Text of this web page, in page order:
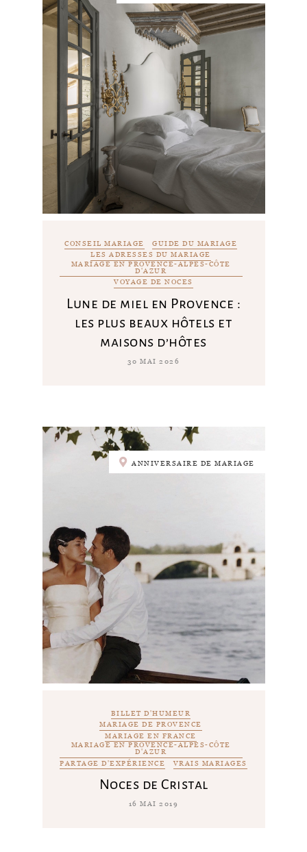
CONSEIL MARIAGE
GUIDE DU MARIAGE
LES ADRESSES DU MARIAGE
MARIAGE EN PROVENCE-ALPES-CÔTE
D'AZUR
VOYAGE DE NOCES
Lune de miel en Provence :
les plus beaux hôtels et
maisons d’hôtes
30 MAI 2026
ANNIVERSAIRE DE MARIAGE
BILLET D'HUMEUR
MARIAGE DE PROVENCE
MARIAGE EN FRANCE
MARIAGE EN PROVENCE-ALPES-CÔTE
D'AZUR
PARTAGE D'EXPÉRIENCE
VRAIS MARIAGES
Noces de Cristal
16 MAI 2019